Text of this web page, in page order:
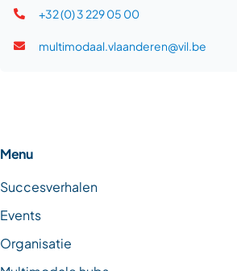
+32 (0) 3 229 05 00
multimodaal.vlaanderen@vil.be
Menu
Succesverhalen
Events
Organisatie